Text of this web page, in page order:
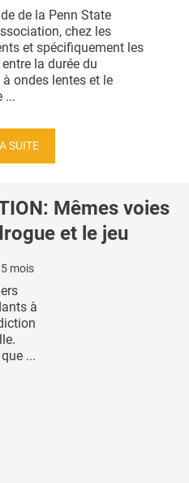
de la Penn State
chez les
et spécifiquement les
la durée du
ondes lentes et le
...
SUITE
Mêmes voies
et le jeu
mois
à
...